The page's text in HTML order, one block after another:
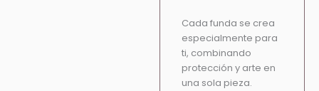
Cada funda se crea
especialmente para
ti, combinando
protección y arte en
una sola pieza.